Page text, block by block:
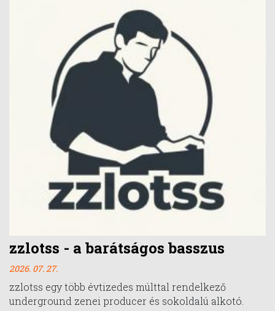
zzlotss - a barátságos basszus
2026. 07. 27.
zzlotss egy több évtizedes múlttal rendelkező
underground zenei producer és sokoldalú alkotó.